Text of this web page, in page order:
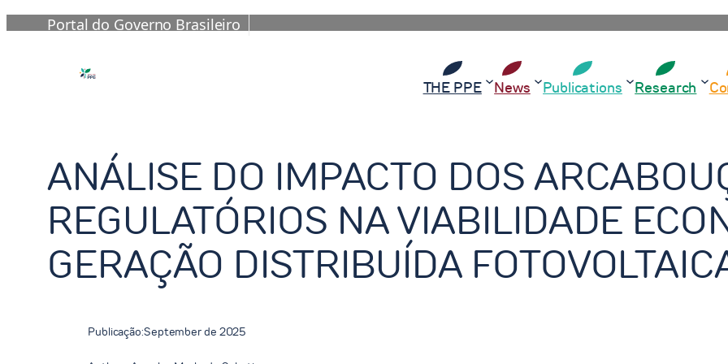
Portal do Governo Brasileiro
THE PPE News Publications Research
ANÁLISE DO IMPACTO DOS
REGULATÓRIOS NA VIABILIDADE
GERAÇÃO DISTRIBUÍDA
Publicação:September de 2025